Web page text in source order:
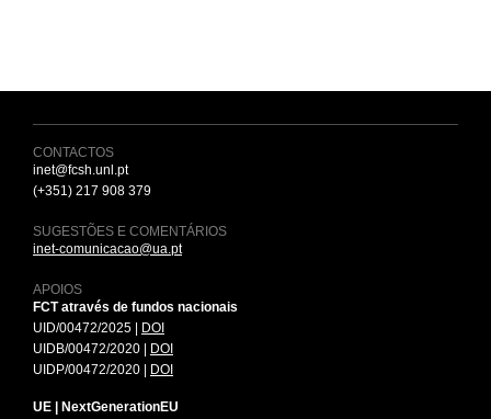
CONTACTOS
inet@fcsh.unl.pt
(+351) 217 908 379
SUGESTÕES E COMENTÁRIOS
inet-comunicacao@ua.pt
APOIOS
FCT através de fundos nacionais
UID/00472/2025 |
DOI
UIDB/00472/2020 |
DOI
UIDP/00472/2020 |
DOI
UE | NextGenerationEU